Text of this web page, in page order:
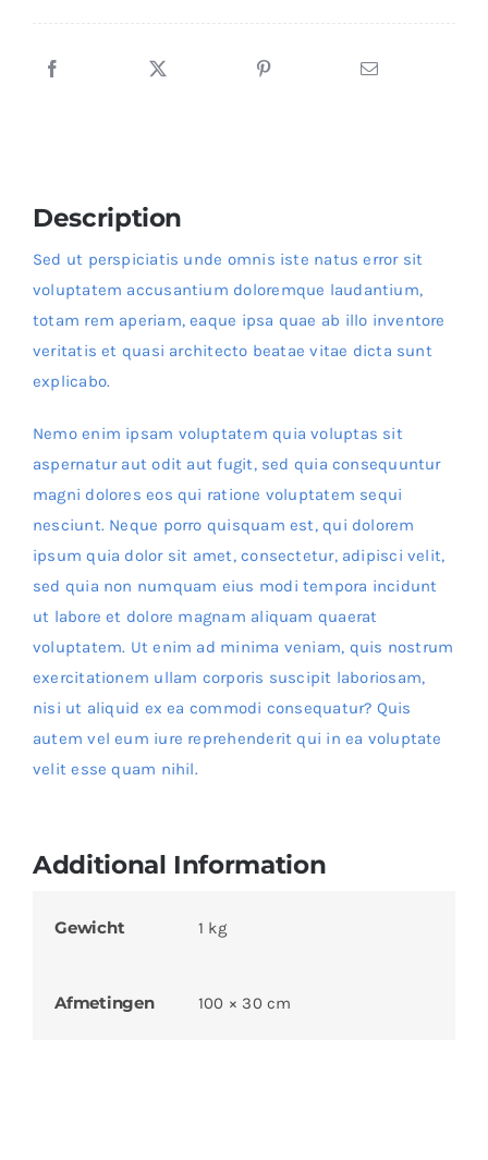
Description
Sed ut perspiciatis unde omnis iste natus error sit
voluptatem accusantium doloremque laudantium,
totam rem aperiam, eaque ipsa quae ab illo inventore
veritatis et quasi architecto beatae vitae dicta sunt
explicabo.
Nemo enim ipsam voluptatem quia voluptas sit
aspernatur aut odit aut fugit, sed quia consequuntur
magni dolores eos qui ratione voluptatem sequi
nesciunt. Neque porro quisquam est, qui dolorem
ipsum quia dolor sit amet, consectetur, adipisci velit,
sed quia non numquam eius modi tempora incidunt
ut labore et dolore magnam aliquam quaerat
voluptatem. Ut enim ad minima veniam, quis nostrum
exercitationem ullam corporis suscipit laboriosam,
nisi ut aliquid ex ea commodi consequatur? Quis
autem vel eum iure reprehenderit qui in ea voluptate
velit esse quam nihil.
Additional Information
Gewicht 1 kg
Afmetingen 100 × 30 cm